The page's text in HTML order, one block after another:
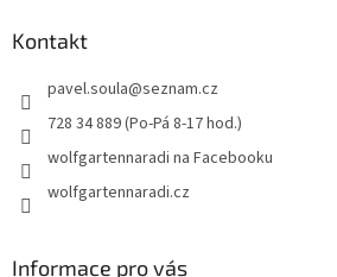
Kontakt
pavel.soula@seznam.cz
728 34 889 (Po-Pá 8-17 hod.)
wolfgartennaradi na Facebooku
wolfgartennaradi.cz
Informace pro vás